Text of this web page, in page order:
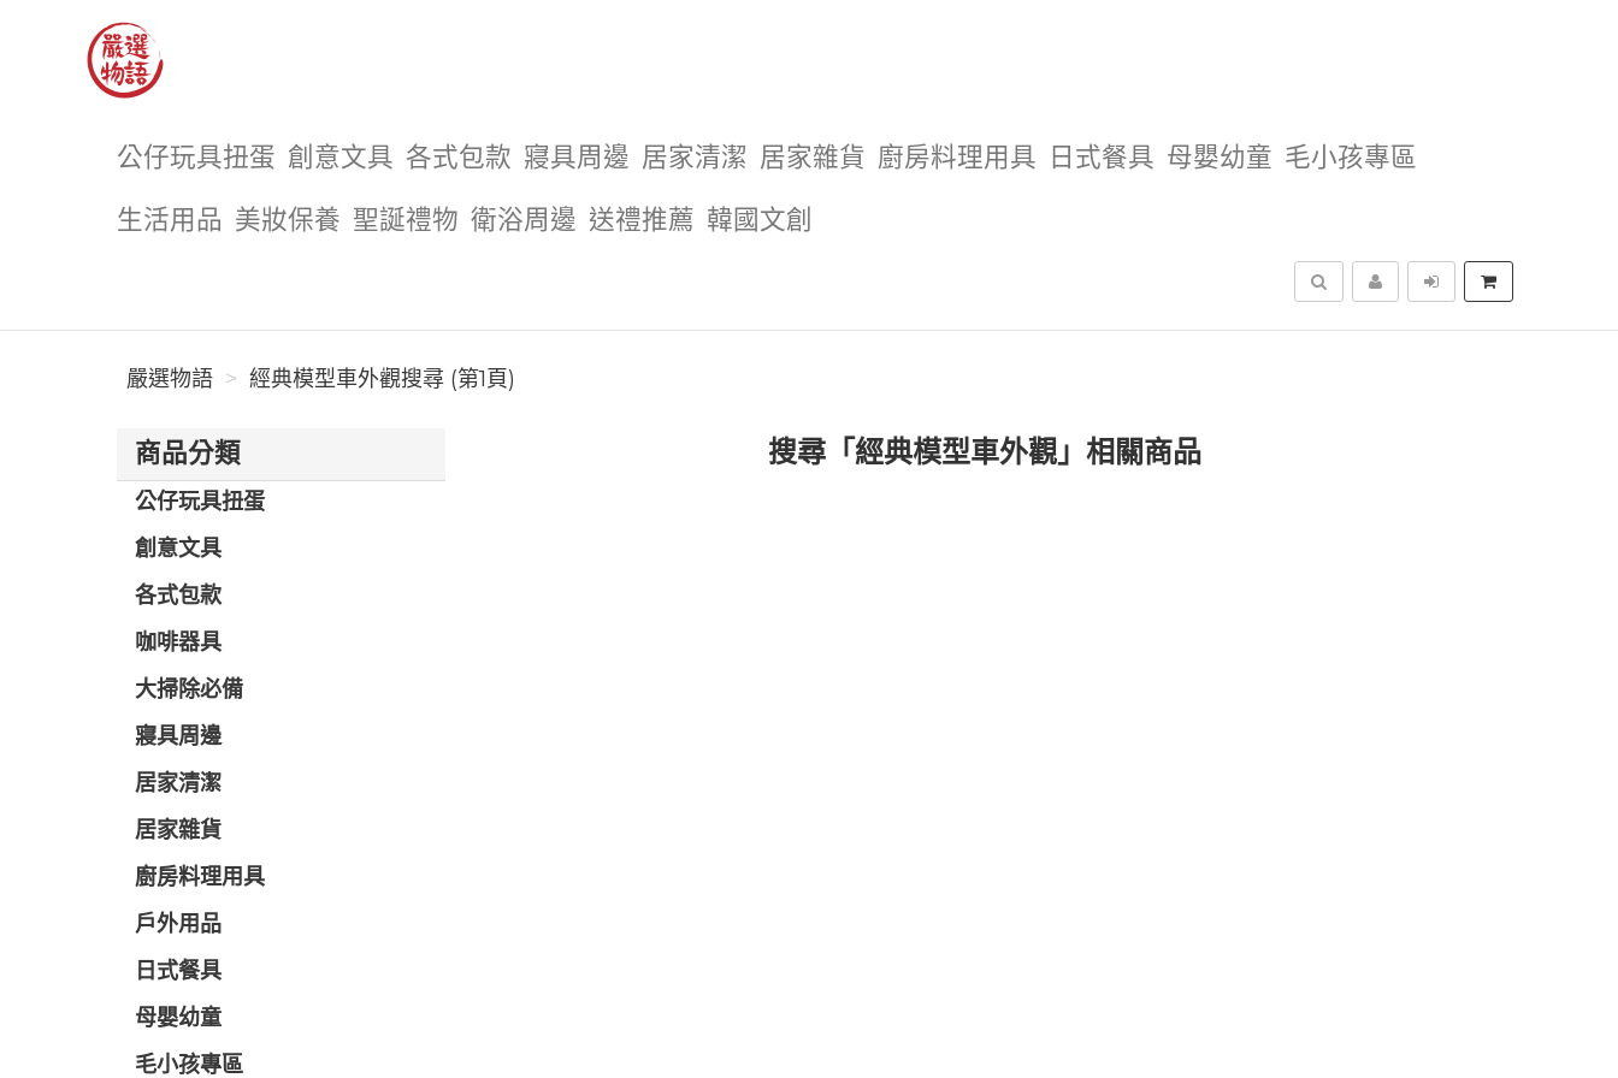
公仔玩具扭蛋 創意文具 各式包款 寢具周邊 居家清潔 居家雜貨 廚房料理用具 日式餐具 母嬰幼童 毛小孩專區
生活用品 美妝保養 聖誕禮物 衛浴周邊 送禮推薦 韓國文創
搜尋
嚴選物語 經典模型車外觀搜尋 (第1頁)
商品分類
公仔玩具扭蛋
創意文具
各式包款
咖啡器具
大掃除必備
寢具周邊
居家清潔
居家雜貨
廚房料理用具
戶外用品
日式餐具
母嬰幼童
毛小孩專區
搜尋「經典模型車外觀」相關商品